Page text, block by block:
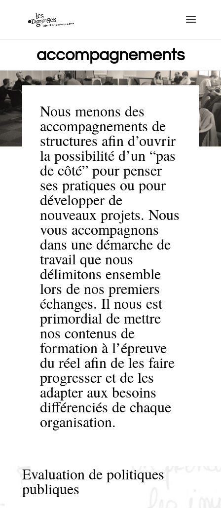
accompagnements
Nous menons des
accompagnements de
structures afin d’ouvrir
la possibilité d’un “pas
de côté” pour penser
ses pratiques ou pour
développer de
nouveaux projets. Nous
vous accompagnons
dans une démarche de
travail que nous
délimitons ensemble
lors de nos premiers
échanges. Il nous est
primordial de mettre
nos contenus de
formation à l’épreuve
du réel afin de les faire
progresser et de les
adapter aux besoins
différenciés de chaque
organisation.
Evaluation de politiques
publiques